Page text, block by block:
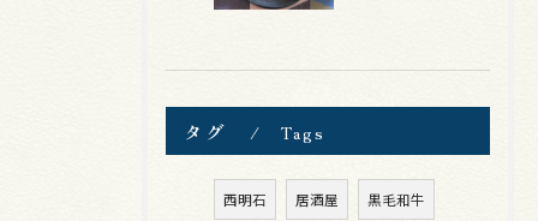
タグ Tags
西明石 居酒屋 黒毛和牛